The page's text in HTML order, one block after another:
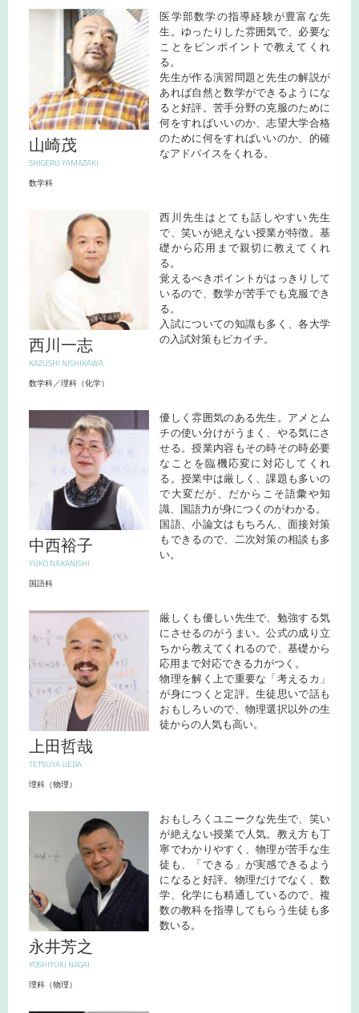
山崎茂
SHIGERU YAMAZAKI
数学科
医学部数学の指導経験が豊富な先
生。ゆったりした雰囲気で、必要な
ことをピンポイントで教えてくれ
る。
先生が作る演習問題と先生の解説が
あれば自然と数学ができるようにな
ると好評。苦手分野の克服のために
何をすればいいのか、志望大学合格
のために何をすればいいのか、的確
なアドバイスをくれる。
西川一志
KAZUSHI NISHIKAWA
数学科／理科（化学）
西川先生はとても話しやすい先生
で、笑いが絶えない授業が特徴。基
礎から応用まで親切に教えてくれ
る。
覚えるべきポイントがはっきりして
いるので、数学が苦手でも克服でき
る。
入試についての知識も多く、各大学
の入試対策もピカイチ。
中西裕子
YUKO NAKANISHI
国語科
優しく雰囲気のある先生。アメとム
チの使い分けがうまく、やる気にさ
せる。授業内容もその時その時必要
なことを臨機応変に対応してくれ
る。授業中は厳しく、課題も多いの
で大変だが、だからこそ語彙や知
識、国語力が身につくのがわかる。
国語、小論文はもちろん、面接対策
もできるので、二次対策の相談も多
い。
上田哲哉
TETSUYA UEDA
理科（物理）
厳しくも優しい先生で、勉強する気
にさせるのがうまい。公式の成り立
ちから教えてくれるので、基礎から
応用まで対応できる力がつく。
物理を解く上で重要な「考えるカ」
が身につくと定評。生徒思いで話も
おもしろいので、物理選択以外の生
徒からの人気も高い。
永井芳之
YOSHIYUKI NAGAI
理科（物理）
おもしろくユニークな先生で、笑い
が絶えない授業で人気。教え方も丁
寧でわかりやすく、物理が苦手な生
徒も、「できる」が実感できるよう
になると好評。物理だけでなく、数
学、化学にも精通しているので、複
数の教科を指導してもらう生徒も多
数いる。